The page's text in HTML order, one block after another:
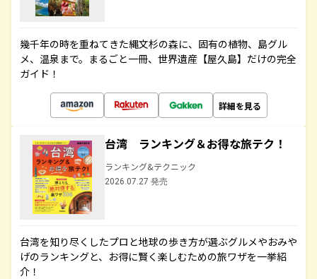
幾千年の時を重ねてきた縄文杉の森に、固有の植物、島グル
メ、温泉まで。まるごと一冊、世界遺産【屋久島】だけの完全
ガイド！
詳細を見る
台湾 ランキング＆お得な旅テク！
ランキング&テクニック
2026.07.27 発売
台湾を知り尽くしたプロと地球の歩き方が選ぶグルメやおみや
げのランキングと、お得に賢く楽しむための旅ワザを一挙紹
介！